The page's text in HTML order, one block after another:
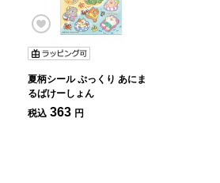
夏柄シール ぷっくり あにま
るばけーしょん
税込 363 円